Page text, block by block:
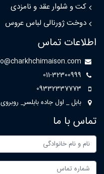
کت و شلوار عقد و نامزدی
دوخت ژورنالی لباس عروس
اطلاعات تماس
011-32300999
09332337773
بابل _ اول جاده بابلسر_
تماس با ما